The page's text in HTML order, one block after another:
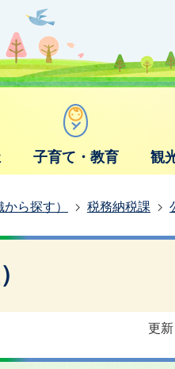
子育て・教育 観
ら探す） 税務納税課
更